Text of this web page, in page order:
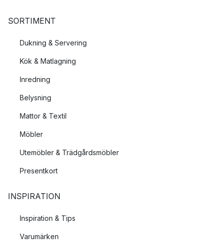
SORTIMENT
Dukning & Servering
Kök & Matlagning
Inredning
Belysning
Mattor & Textil
Möbler
Utemöbler & Trädgårdsmöbler
Presentkort
INSPIRATION
Inspiration & Tips
Varumärken